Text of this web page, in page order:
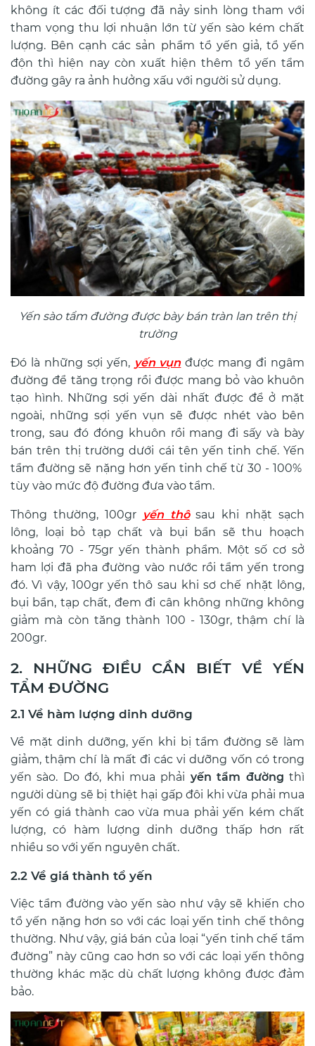
không ít các đối tượng đã nảy sinh lòng tham với
tham vọng thu lợi nhuận lớn từ yến sào kém chất
lượng. Bên cạnh các sản phẩm tổ yến giả, tổ yến
độn thì hiện nay còn xuất hiện thêm tổ yến tẩm
đường gây ra ảnh hưởng xấu với người sử dụng.
Yến sào tẩm đường được bày bán tràn lan trên thị
trường
Đó là những sợi yến, yến vụn được mang đi ngâm
đường để tăng trọng rồi được mang bỏ vào khuôn
tạo hình. Những sợi yến dài nhất được để ở mặt
ngoài, những sợi yến vụn sẽ được nhét vào bên
trong, sau đó đóng khuôn rồi mang đi sấy và bày
bán trên thị trường dưới cái tên yến tinh chế. Yến
tẩm đường sẽ nặng hơn yến tinh chế từ 30 - 100%
tùy vào mức độ đường đưa vào tẩm.
Thông thường, 100gr yến thôsau khi nhặt sạch
lông, loại bỏ tạp chất và bụi bẩn sẽ thu hoạch
khoảng 70 - 75gr yến thành phẩm. Một số cơ sở
ham lợi đã pha đường vào nước rồi tẩm yến trong
đó. Vì vậy, 100gr yến thô sau khi sơ chế nhặt lông,
bụi bẩn, tạp chất, đem đi cân không những không
giảm mà còn tăng thành 100 - 130gr, thậm chí là
200gr.
2. NHỮNG ĐIỀU CẦN BIẾT VỀ YẾN
TẨM ĐƯỜNG
2.1 Về hàm lượng dinh dưỡng
Về mặt dinh dưỡng, yến khi bị tẩm đường sẽ làm
giảm, thậm chí là mất đi các vi dưỡng vốn có trong
yến sào. Do đó, khi mua phải yến tẩm đường thì
người dùng sẽ bị thiệt hại gấp đôi khi vừa phải mua
yến có giá thành cao vừa mua phải yến kém chất
lượng, có hàm lượng dinh dưỡng thấp hơn rất
nhiều so với yến nguyên chất.
2.2 Về giá thành tổ yến
Việc tẩm đường vào yến sào như vậy sẽ khiến cho
tổ yến nặng hơn so với các loại yến tinh chế thông
thường. Như vậy, giá bán của loại “yến tinh chế tẩm
đường” này cũng cao hơn so với các loại yến thông
thường khác mặc dù chất lượng không được đảm
bảo.